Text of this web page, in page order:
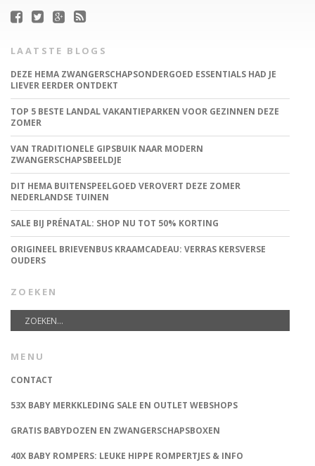
LAATSTE BLOGS
DEZE HEMA ZWANGERSCHAPSONDERGOED ESSENTIALS HAD JE
LIEVER EERDER ONTDEKT
TOP 5 BESTE LANDAL VAKANTIEPARKEN VOOR GEZINNEN DEZE
ZOMER
VAN TRADITIONELE GIPSBUIK NAAR MODERN
ZWANGERSCHAPSBEELDJE
DIT HEMA BUITENSPEELGOED VEROVERT DEZE ZOMER
NEDERLANDSE TUINEN
SALE BIJ PRÉNATAL: SHOP NU TOT 50% KORTING
ORIGINEEL BRIEVENBUS KRAAMCADEAU: VERRAS KERSVERSE
OUDERS
ZOEKEN
MENU
CONTACT
53X BABY MERKKLEDING SALE EN OUTLET WEBSHOPS
GRATIS BABYDOZEN EN ZWANGERSCHAPSBOXEN
40X BABY ROMPERS: LEUKE HIPPE ROMPERTJES & INFO